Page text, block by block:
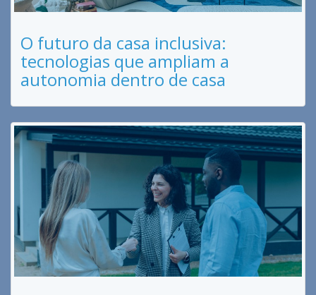
O futuro da casa inclusiva:
tecnologias que ampliam a
autonomia dentro de casa